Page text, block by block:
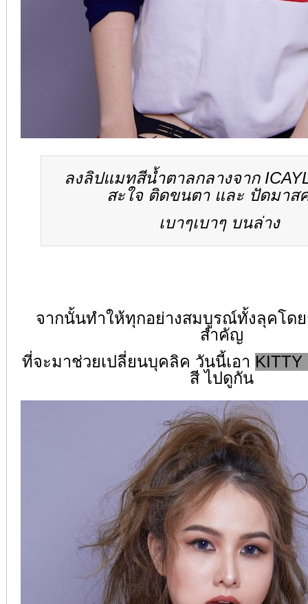
ลงลิปแมทสีน้ำตาลกลางจาก
สะใจ ติดขนตา และ ปัดมาส
เบาๆเบาๆ บนล่าง
จากนั้นทำให้ทุกอย่างสมบูรณ์ทั้งลุคโดย
สำคัญ
ที่จะมาช่วยเปลี่ยนบุคลิค วันนี้เอา KITTY
สี ไปดูกัน